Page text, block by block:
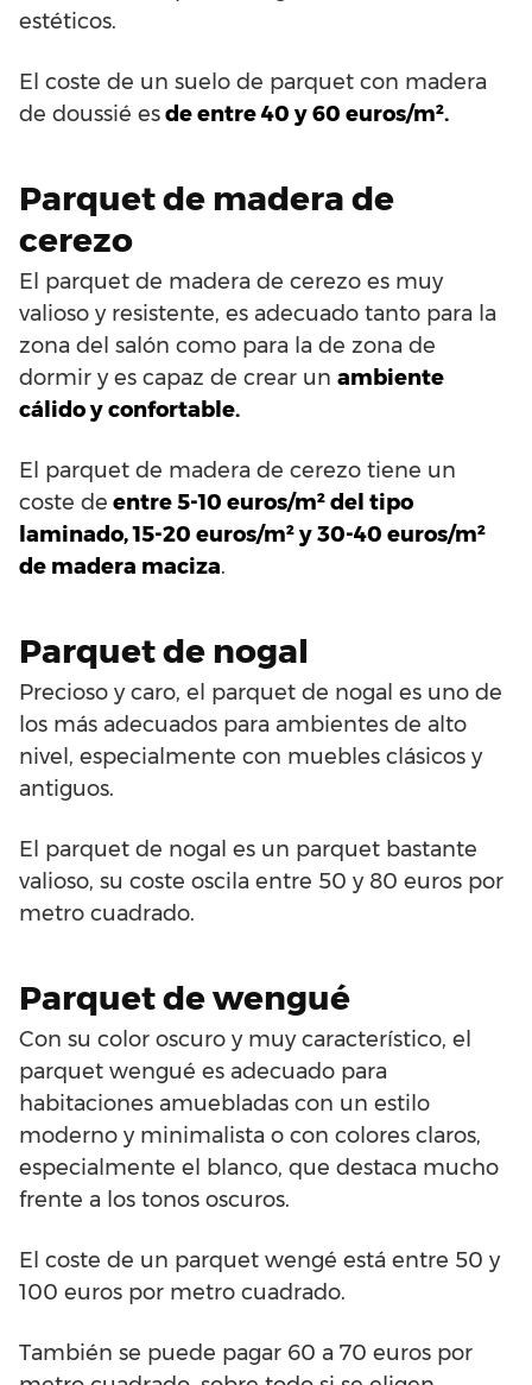
estéticos.
El coste de un suelo de parquet con madera
de doussié esde entre 40 y 60 euros/m².
Parquet de madera de
cerezo
El parquet de madera de cerezo es muy
valioso y resistente, es adecuado tanto para la
zona del salón como para la de zona de
dormir y es capaz de crear un ambiente
cálido y confortable.
El parquet de madera de cerezo tiene un
coste de entre 5-10 euros/m² del tipo
laminado, 15-20 euros/m² y 30-40 euros/m²
de madera maciza.
Parquet de nogal
Precioso y caro, el parquet de nogal es uno de
los más adecuados para ambientes de alto
nivel, especialmente con muebles clásicos y
antiguos.
El parquet de nogal es un parquet bastante
valioso, su coste oscila entre 50 y 80 euros por
metro cuadrado.
Parquet de wengué
Con su color oscuro y muy característico, el
parquet wengué es adecuado para
habitaciones amuebladas con un estilo
moderno y minimalista o con colores claros,
especialmente el blanco, que destaca mucho
frente a los tonos oscuros.
El coste de un parquet wengé está entre 50 y
100 euros por metro cuadrado.
También se puede pagar 60 a 70 euros por